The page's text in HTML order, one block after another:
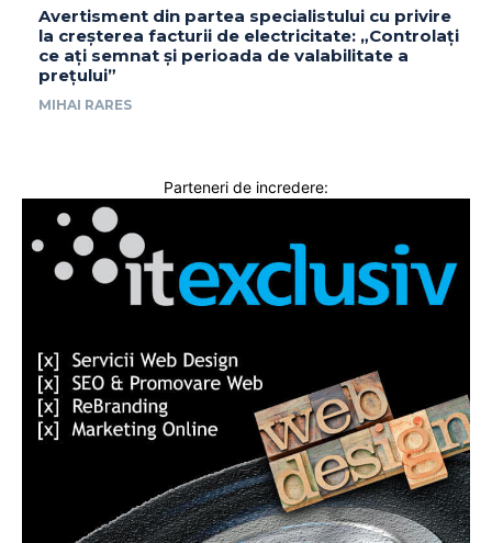
Avertisment din partea specialistului cu privire
la creșterea facturii de electricitate: „Controlați
ce ați semnat și perioada de valabilitate a
prețului”
MIHAI RARES
Parteneri de incredere: